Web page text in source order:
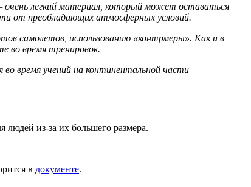
очень легкий материал, который может оставаться
от преобладающих атмосферных условий.
самолетов, использованию «контрмеры». Как и в
во время тренировок.
во время учений на континентальной части
из-за их большего размера.
в документе.